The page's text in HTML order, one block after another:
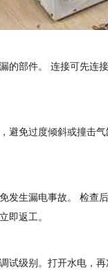
的部件。 连接可先连
避免过度倾斜或撞击
发生漏电事故。 检查
即返工。
试级别。打开水电，